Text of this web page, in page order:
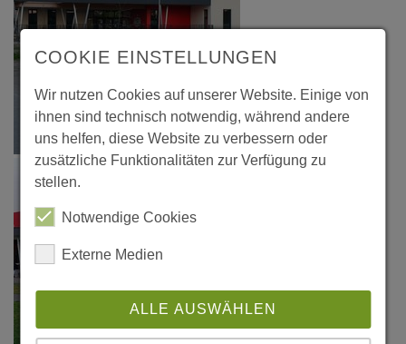
COOKIE EINSTELLUNGEN
Wir nutzen Cookies auf unserer Website. Einige von
ihnen sind technisch notwendig, während andere
uns helfen, diese Website zu verbessern oder
zusätzliche Funktionalitäten zur Verfügung zu
stellen.
Notwendige Cookies
Externe Medien
ALLE AUSWÄHLEN